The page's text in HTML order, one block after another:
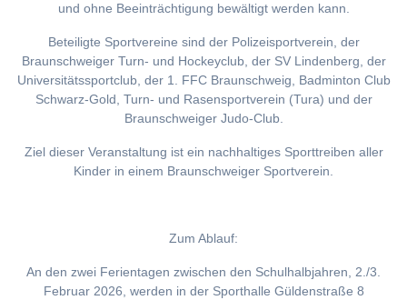
und ohne Beeinträchtigung bewältigt werden kann.
Beteiligte Sportvereine sind der Polizeisportverein, der
Braunschweiger Turn- und Hockeyclub, der SV Lindenberg, der
Universitätssportclub, der 1. FFC Braunschweig, Badminton Club
Schwarz-Gold, Turn- und Rasensportverein (Tura) und der
Braunschweiger Judo-Club.
Ziel dieser Veranstaltung ist ein nachhaltiges Sporttreiben aller
Kinder in einem Braunschweiger Sportverein.
Zum Ablauf:
An den zwei Ferientagen zwischen den Schulhalbjahren, 2./3.
Februar 2026, werden in der Sporthalle Güldenstraße 8